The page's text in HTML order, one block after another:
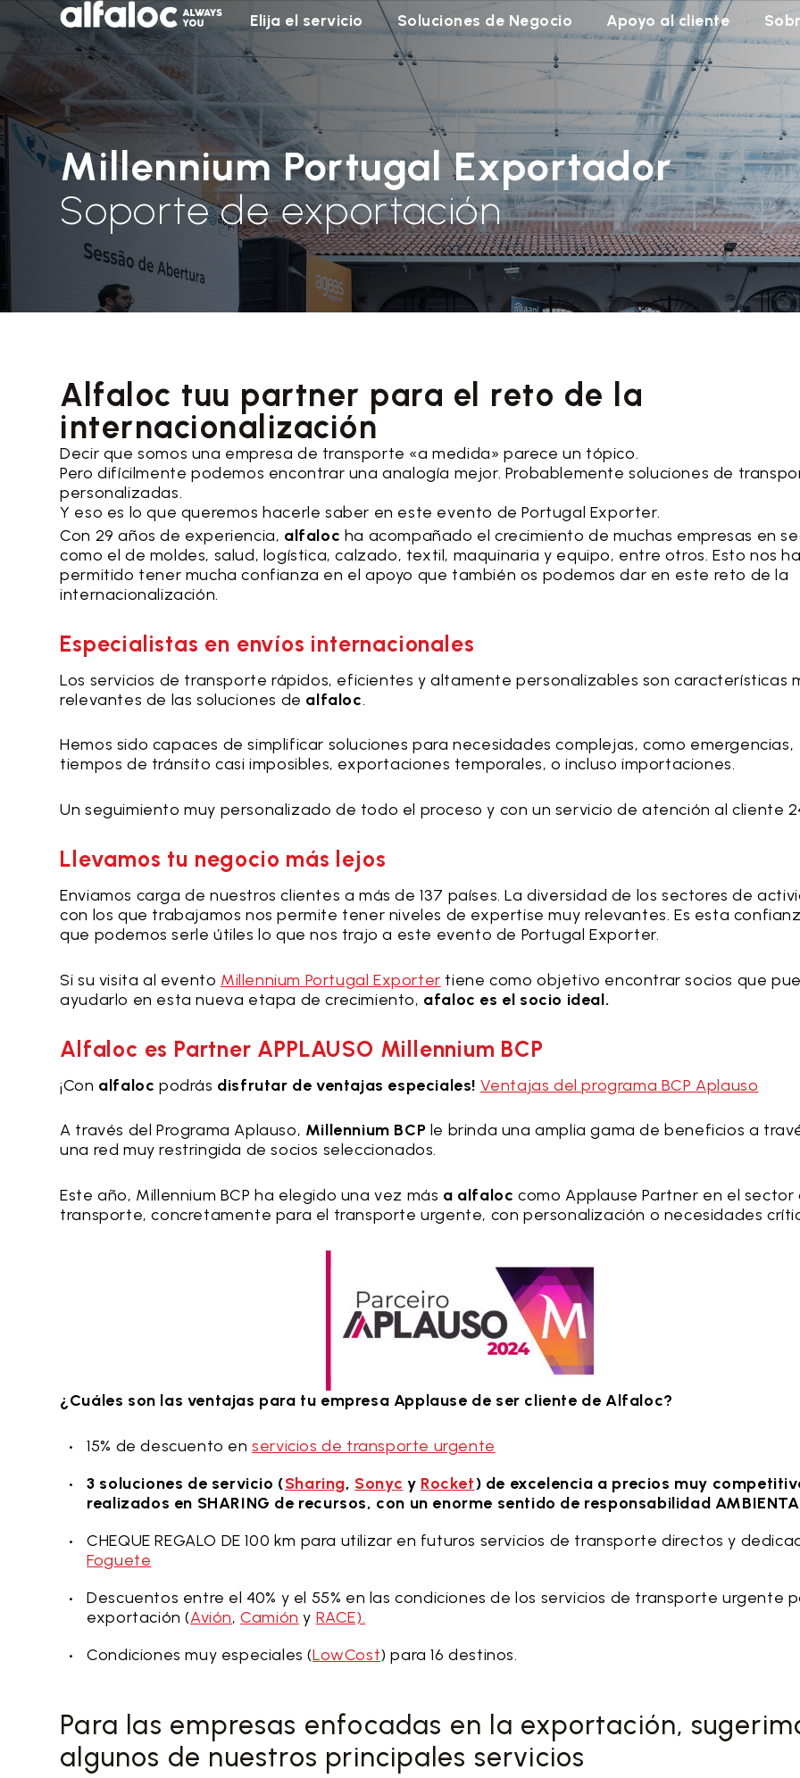
Elija el servicio Soluciones de Negocio Apoyo al cliente
Millennium Portugal Exportador
Soporte de exportación
Alfaloc tuu partner para el reto de la
internacionalización
Decir que somos una empresa de transporte «a medida» parece un tópico.
Pero difícilmente podemos encontrar una analogía mejor. Probablemente soluciones de
personalizadas.
Y eso es lo que queremos hacerle saber en este evento de Portugal Exporter.
Con 29 años de experiencia, alfaloc ha acompañado el crecimiento de muchas empresas en
como el de moldes, salud, logística, calzado, textil, maquinaria y equipo, entre otros. Esto nos
permitido tener mucha confianza en el apoyo que también os podemos dar en este reto de la
internacionalización.
Especialistas en envíos internacionales
Los servicios de transporte rápidos, eficientes y altamente personalizables son características
relevantes de las soluciones de alfaloc.
Hemos sido capaces de simplificar soluciones para necesidades complejas, como emergencias,
tiempos de tránsito casi imposibles, exportaciones temporales, o incluso importaciones.
Un seguimiento muy personalizado de todo el proceso y con un servicio de atención al cliente
Llevamos tu negocio más lejos
Enviamos carga de nuestros clientes a más de 137 países. La diversidad de los sectores de
con los que trabajamos nos permite tener niveles de expertise muy relevantes. Es esta
que podemos serle útiles lo que nos trajo a este evento de Portugal Exporter.
Si su visita al evento Millennium Portugal Exporter tiene como objetivo encontrar socios que
ayudarlo en esta nueva etapa de crecimiento, afaloc es el socio ideal.
Alfaloc es Partner APPLAUSO Millennium BCP
¡Con alfaloc podrás disfrutar de ventajas especiales! Ventajas del programa BCP Aplauso
A través del Programa Aplauso, Millennium BCP le brinda una amplia gama de beneficios a
una red muy restringida de socios seleccionados.
Este año, Millennium BCP ha elegido una vez más a alfaloc como Applause Partner en el sector
transporte, concretamente para el transporte urgente, con personalización o necesidades
¿Cuáles son las ventajas para tu empresa Applause de ser cliente de Alfaloc?
15% de descuento enservicios de transporte urgente
3 soluciones de servicio (Sharing, Sonyc y Rocket) de excelencia a precios muy
realizados en SHARING de recursos, con un enorme sentido de responsabilidad
CHEQUE REGALO DE 100 km para utilizar en futuros servicios de transporte directos y
Foguete
Descuentos entre el 40% y el 55% en las condiciones de los servicios de transporte urgente
exportación (Avión,Camión y RACE).
Condiciones muy especiales (LowCost) para 16 destinos.
Para las empresas enfocadas en la exportación,
algunos de nuestros principales servicios